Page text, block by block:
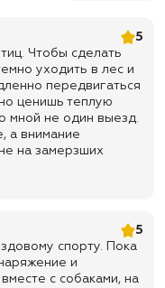
материала
шнуровки и надежной
5
Чтобы сделать
уходить в лес и
передвигаться
ценишь теплую
мной не один выезд.
а внимание
на замерзших
5
спорту. Пока
и
с собаками, на